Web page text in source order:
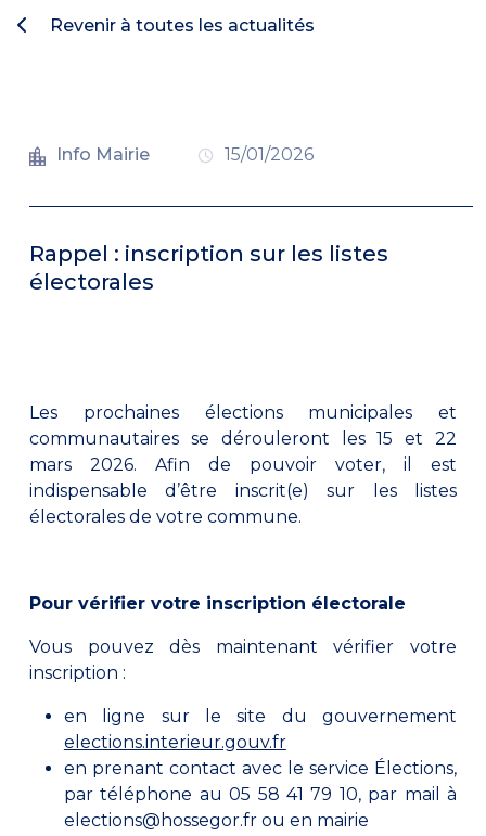
Revenir à toutes les actualités
Info Mairie 15/01/2026
Rappel : inscription sur les listes
électorales
Les prochaines élections municipales et
communautaires se dérouleront les 15 et 22
mars 2026. Afin de pouvoir voter, il est
indispensable d’être inscrit(e) sur les listes
électorales de votre commune.
Pour vérifier votre inscription électorale
Vous pouvez dès maintenant vérifier votre
inscription :
en ligne sur le site du gouvernement
elections.interieur.gouv.fr
en prenant contact avec le service Élections,
par téléphone au 05 58 41 79 10, par mail à
elections@hossegor.fr ou en mairie